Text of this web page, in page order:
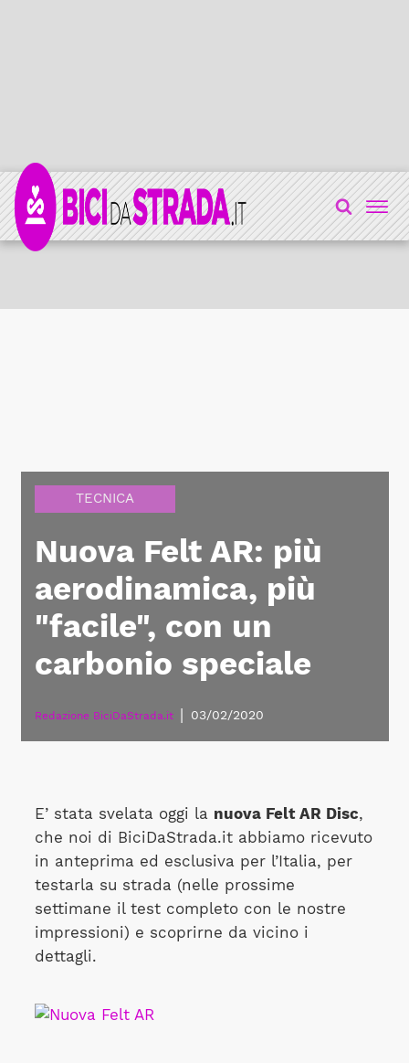
TECNICA
Nuova Felt AR: più
aerodinamica, più
"facile", con un
carbonio speciale
Redazione BiciDaStrada.it 03/02/2020
E’ stata svelata oggi la nuova Felt AR Disc,
che noi di BiciDaStrada.it abbiamo ricevuto
in anteprima ed esclusiva per l’Italia, per
testarla su strada (nelle prossime
settimane il test completo con le nostre
impressioni) e scoprirne da vicino i
dettagli.